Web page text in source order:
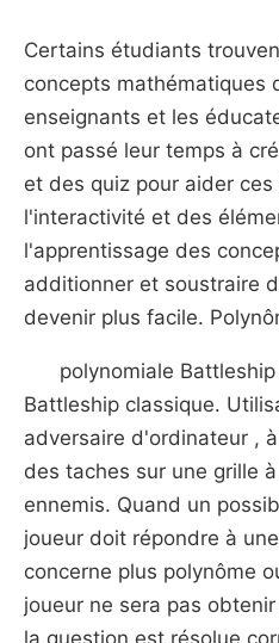
Certains étudiants
concepts mathématiques
enseignants et les
ont passé leur temps à
et des quiz pour aider
l'interactivité et des
l'apprentissage des
additionner et soustraire
devenir plus facile.
polynomiale
Battleship classique.
adversaire d'ordinateur ,
des taches sur une grille
ennemis. Quand un
joueur doit répondre à
concerne plus polynôme
joueur ne sera pas
la question est résolue